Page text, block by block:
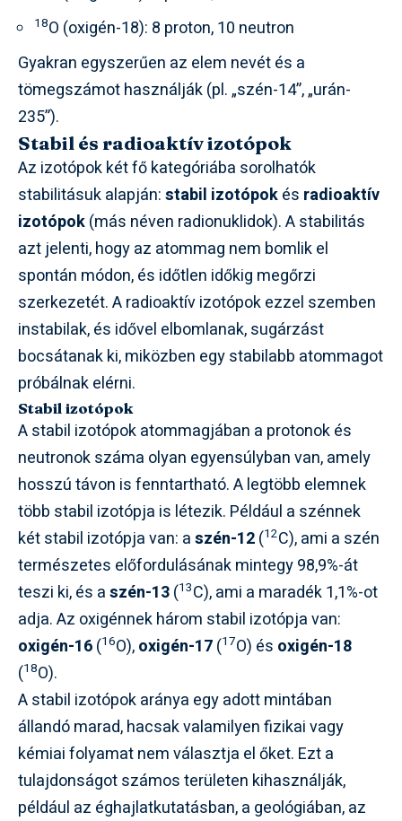
18O (oxigén-18): 8 proton, 10 neutron
Gyakran egyszerűen az elem nevét és a
tömegszámot használják (pl. „szén-14”, „urán-
235”).
Stabil és radioaktív izotópok
Az izotópok két fő kategóriába sorolhatók
stabilitásuk alapján:stabil izotópokés radioaktív
izotópok(más néven radionuklidok). A stabilitás
azt jelenti, hogy az atommag nem bomlik el
spontán módon, és időtlen időkig megőrzi
szerkezetét. A radioaktív izotópok ezzel szemben
instabilak, és idővel elbomlanak, sugárzást
bocsátanak ki, miközben egy stabilabb atommagot
próbálnak elérni.
Stabil izotópok
A stabil izotópok atommagjában a protonok és
neutronok száma olyan egyensúlyban van, amely
hosszú távon is fenntartható. A legtöbb elemnek
több stabil izotópja is létezik. Például a szénnek
két stabil izotópja van: aszén-12(12C), ami a szén
természetes előfordulásának mintegy 98,9%-át
teszi ki, és aszén-13(13C), ami a maradék 1,1%-ot
adja. Az oxigénnek három stabil izotópja van:
oxigén-16(16O),oxigén-17(17O) és oxigén-18
(18O).
A stabil izotópok aránya egy adott mintában
állandó marad, hacsak valamilyen fizikai vagy
kémiai folyamat nem választja el őket. Ezt a
tulajdonságot számos területen kihasználják,
például az éghajlatkutatásban, a geológiában, az